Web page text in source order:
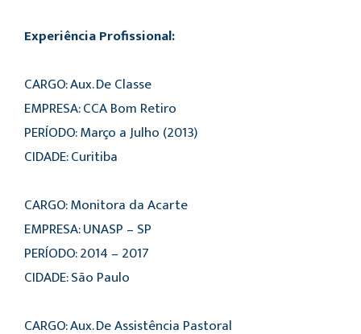
Experiência Profissional:
CARGO: Aux. De Classe
EMPRESA: CCA Bom Retiro
PERÍODO: Março a Julho (2013)
CIDADE: Curitiba
CARGO: Monitora da Acarte
EMPRESA: UNASP – SP
PERÍODO: 2014 – 2017
CIDADE: São Paulo
CARGO: Aux. De Assistência Pastoral